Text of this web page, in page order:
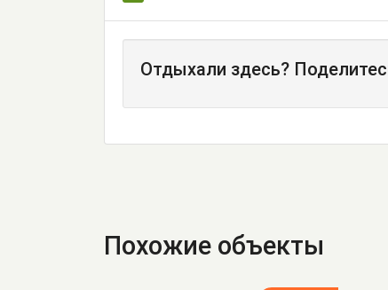
Отдыхали здесь?
Похожие объекты